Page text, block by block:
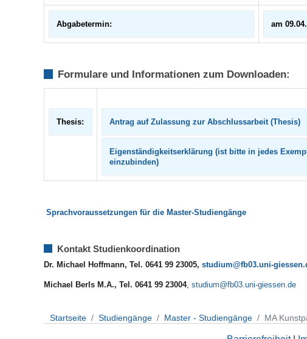
Abgabetermin: am
Formulare und Informationen zum Downloaden:
Thesis: Antrag auf Zulassung zur Abschlussarbeit (Thesis)
Eigenständigkeitserklärung (ist bitte in jedes
einzubinden)
Sprachvoraussetzungen für die Master-Studiengänge
Kontakt Studienkoordination
Dr. Michael Hoffmann, Tel. 0641 99 23005, studium@fb03.uni-
Michael Berls M.A., Tel. 0641 99 23004, studium@fb03.uni-giessen.de
Startseite Studiengänge Master - Studiengänge MA